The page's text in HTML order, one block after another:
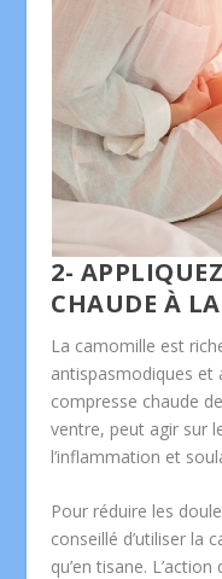
2-
CHAUDE À
La camomille est
antispasmodiques et
compresse chaude
ventre, peut agir sur
l’inflammation et
Pour réduire les
conseillé d’utiliser la
qu’en tisane.